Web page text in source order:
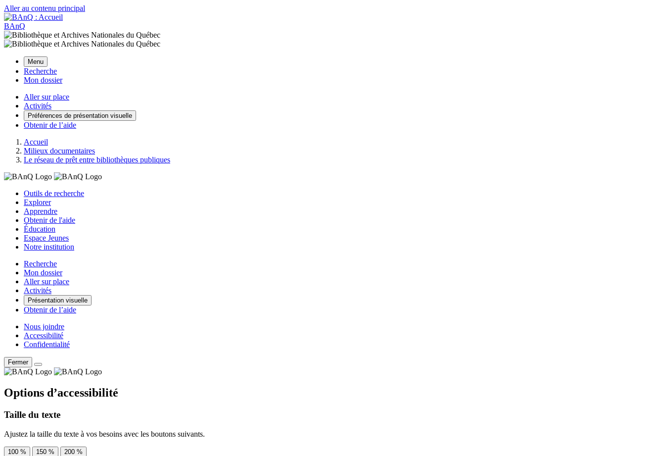
Aller au contenu principal
BAnQ
Menu
Recherche
Mon dossier
Aller sur place
Activités
Préférences de présentation visuelle
Obtenir de l’aide
Accueil
Milieux documentaires
Le réseau de prêt entre bibliothèques publiques
Outils de recherche
Explorer
Apprendre
Obtenir de l'aide
Éducation
Espace Jeunes
Notre institution
Recherche
Mon dossier
Aller sur place
Activités
Présentation visuelle
Obtenir de l’aide
Nous joindre
Accessibilité
Confidentialité
Fermer
Options d’accessibilité
Taille du texte
Ajustez la taille du texte à vos besoins avec les boutons suivants.
100 % 150 % 200 %